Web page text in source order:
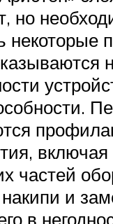
но
некоторые
включая
частей
и
в